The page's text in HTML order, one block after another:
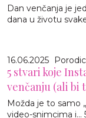
Dan venčanja je
dana u životu
16.06.2025
5 stvari koje
venčanju (ali bi
Možda je to samo
video-snimcima i...